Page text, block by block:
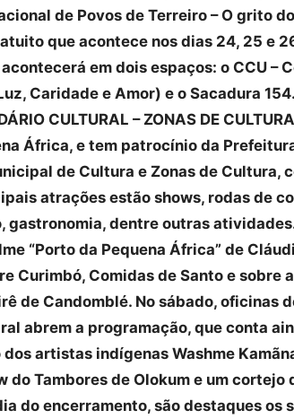
de Povos de Terreiro – O grito
que acontece nos dias 24, 25 e
em dois espaços: o CCU –
Caridade e Amor) e o Sacadura
CULTURAL – ZONAS DE
África, e tem patrocínio da
de Cultura e Zonas de Cultura,
atrações estão shows, rodas de
gastronomia, dentre outras
“Porto da Pequena África” de
Curimbó, Comidas de Santo e sobre
de Candomblé. No sábado, oficinas
abrem a programação, que conta
artistas indígenas Washme
do Tambores de Olokum e um
do encerramento, são destaques os